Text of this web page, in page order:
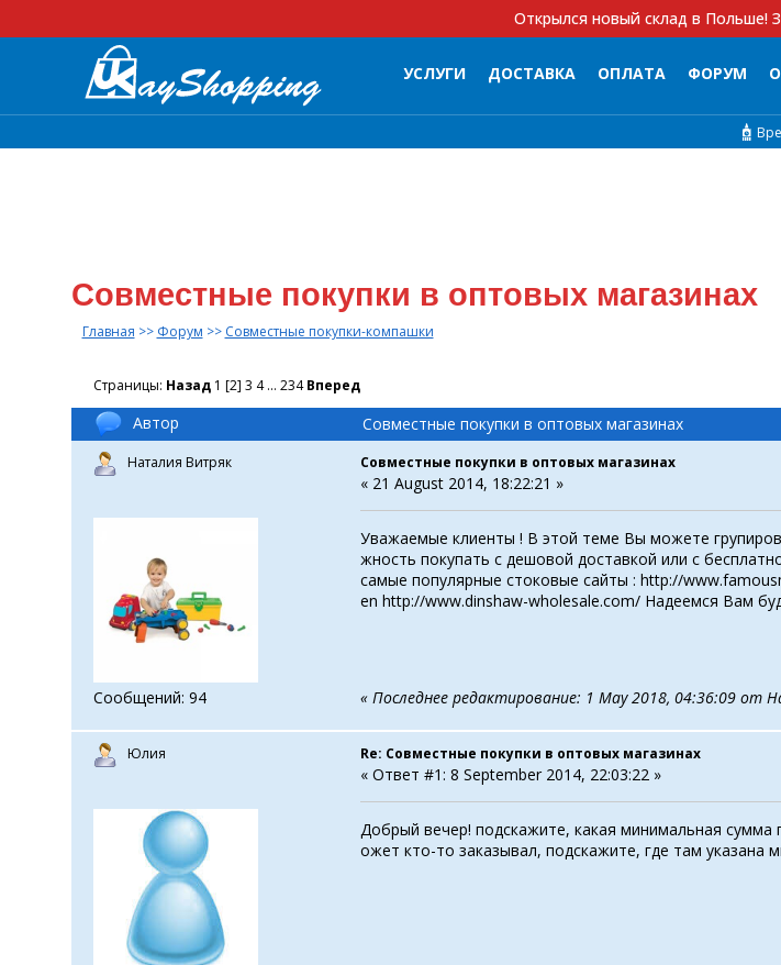
Открылся новый склад в Польше!
УСЛУГИ ДОСТАВКА ОПЛАТА ФОРУМ
Совместные покупки в оптовых магазинах
Главная >> Форум >> Совместные покупки-компашки
Страницы: Назад 1 [2] 3 4 ... 234 Вперед
Автор Совместные покупки в оптовых магазинах
Наталия Витряк
Сообщений: 94
Совместные покупки в оптовых магазинах
« 21 August 2014, 18:22:21 »
Уважаемые клиенты ! В этой теме Вы можете
жность покупать с дешовой доставкой или с
самые популярные стоковые сайты : http://
en http://www.dinshaw-wholesale.com/ Надеемся Вам
« Последнее редактирование: 1 May 2018, 04:36:09 от
Юлия Re: Совместные покупки в оптовых магазинах
« Ответ #1: 8 September 2014, 22:03:22 »
Добрый вечер! подскажите, какая минимальная сумма
ожет кто-то заказывал, подскажите, где там указана